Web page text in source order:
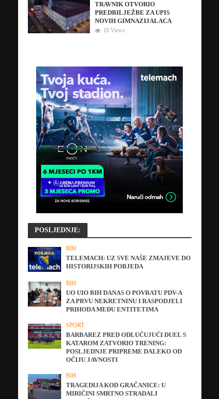
TRAVNIK OTVORIO
PREDBILJEŽBE ZA UPIS
NOVIH GIMNAZIJALACA
18 Views
POSLJEDNJE:
BIH
TELEMACH: UZ SVE NAŠE ZMAJEVE DO
HISTORIJSKIH POBJEDA
BIH
UO UIO BIH DANAS O POVRATU PDV-A
ZA PRVU NEKRETNINU I RASPODJELI
PRIHODA MEĐU ENTITETIMA
SPORT
BARBAREZ PRED ODLUČUJUĆI DUEL S
KATAROM ZATVORIO TRENING:
POSLJEDNJE PRIPREME DALEKO OD
OČIJU JAVNOSTI
BIH
TRAGEDIJA KOD GRAČANICE: U
MIRIČINI SMRTNO STRADALI